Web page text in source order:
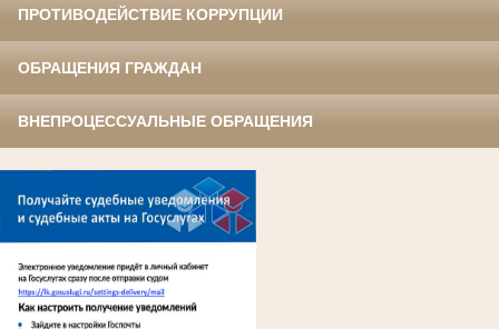
ПРОТИВОДЕЙСТВИЕ КОРРУПЦИИ
ОБРАЩЕНИЯ ГРАЖДАН
ВНЕПРОЦЕССУАЛЬНЫЕ ОБРАЩЕНИЯ